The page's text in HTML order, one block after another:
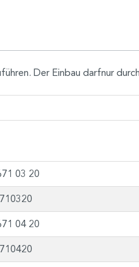
Der Einbau darfnur
03 20
04 20